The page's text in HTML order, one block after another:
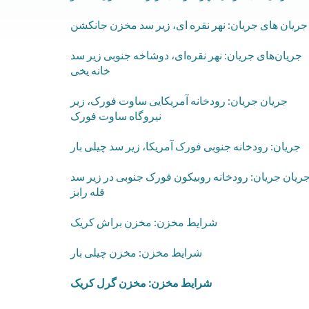
​جریان های جریان: نهر نقره ای، زیر سد مخزن جانکشن
​جریان‌های جریان: نهر نقره‌ای، دوشاخه جنوبی زیر سد
خانه یخی
​جریان جریان: رودخانه آمریکایی ساوت فورک، زیر
نیروگاه ساوت فورک
​جریان: رودخانه جنوبی فورک آمریکا، زیر سد چیلی بار
جریان: رودخانه روبیکون فورک جنوبی در زیر سد
قله رابز
​شرایط مخزن: مخزن براش کریک
​شرایط مخزن: مخزن چیلی بار
​شرایط مخزن: مخزن گرل کریک